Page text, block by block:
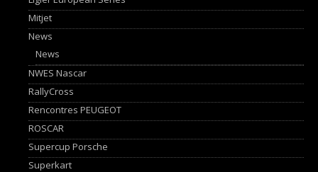
Mitjet
News
News
NWES Nascar
RallyCross
Rencontres PEUGEOT
ROSCAR
Supercup Porsche
Superkart